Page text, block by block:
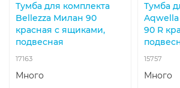
Тумба для комплекта
Bellezza Милан 90
красная с ящиками,
подвесная
17163
Много
Тумба
Aqwella
90 R
15757
Много